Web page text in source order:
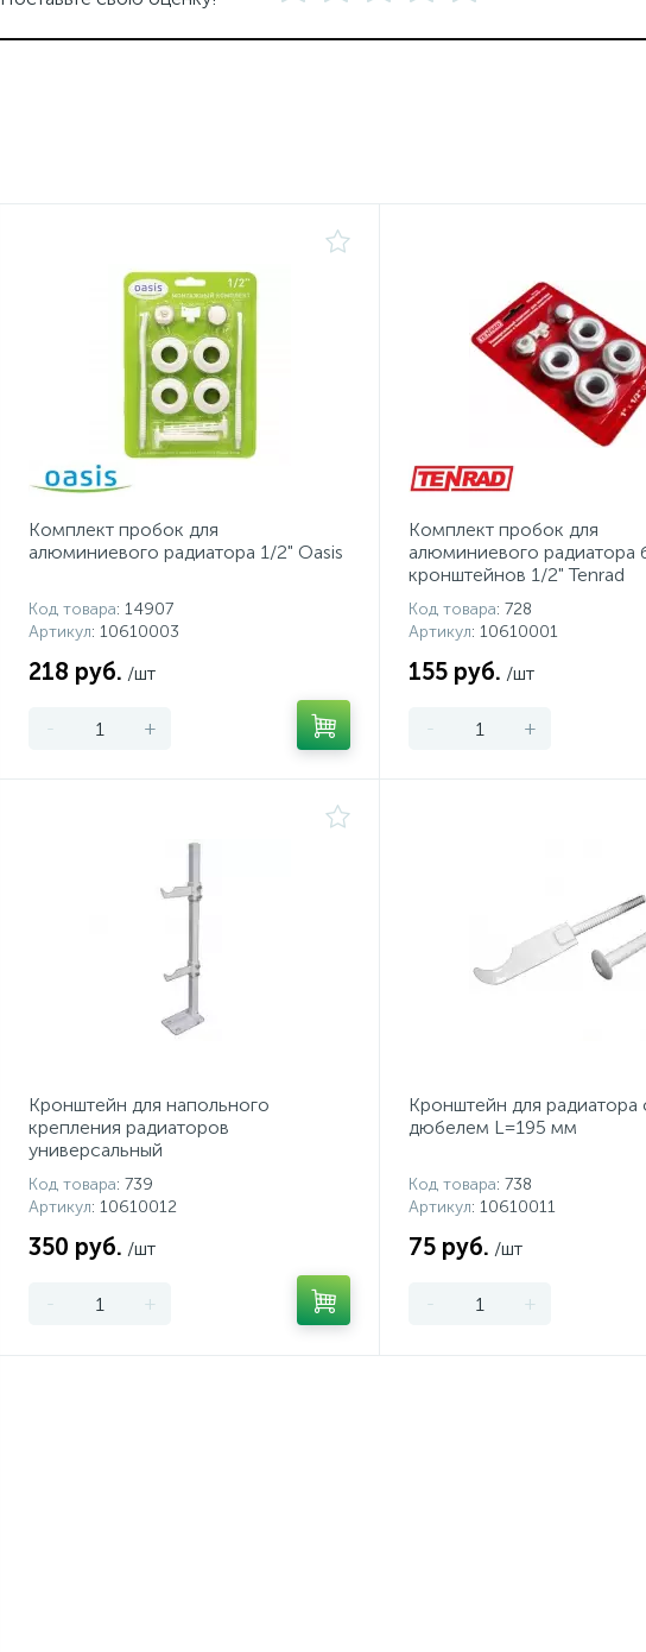
Комплект пробок для
алюминиевого радиатора 1/2" Oasis
Код товара: 14907
Артикул: 10610003
218 руб. /шт
- +
Комплект пробок для
алюминиевого радиатора
кронштейнов 1/2" Tenrad
Код товара: 728
Артикул: 10610001
155 руб. /шт
- +
Кронштейн для напольного
крепления радиаторов
универсальный
Код товара: 739
Артикул: 10610012
350 руб. /шт
- +
Кронштейн для радиатора
дюбелем L=195 мм
Код товара: 738
Артикул: 10610011
75 руб. /шт
- +